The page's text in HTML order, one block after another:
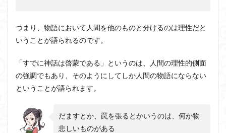
つまり、物語において人間を他のものと分けるのは理性だと
いうことが語られるのです。
「すでに神話は啓蒙である」というのは、人間の理性的側面
の強調でもあり、そのようにしてしか人間の物語にならない
ということが語られます。
だますとか、罠を張るとかいうのは、何か物
悲しいものがある